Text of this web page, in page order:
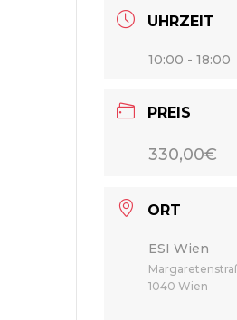
UHRZEIT
10:00 - 18:00
PREIS
330,00€
ORT
ESI Wien
1040 Wien